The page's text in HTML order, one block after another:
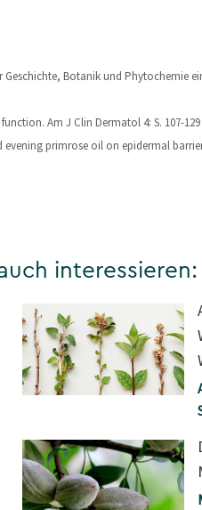
Botanik und Phytochemie
Am J Clin Dermatol 4: S. 107-129
evening primrose oil on epidermal
interessieren: